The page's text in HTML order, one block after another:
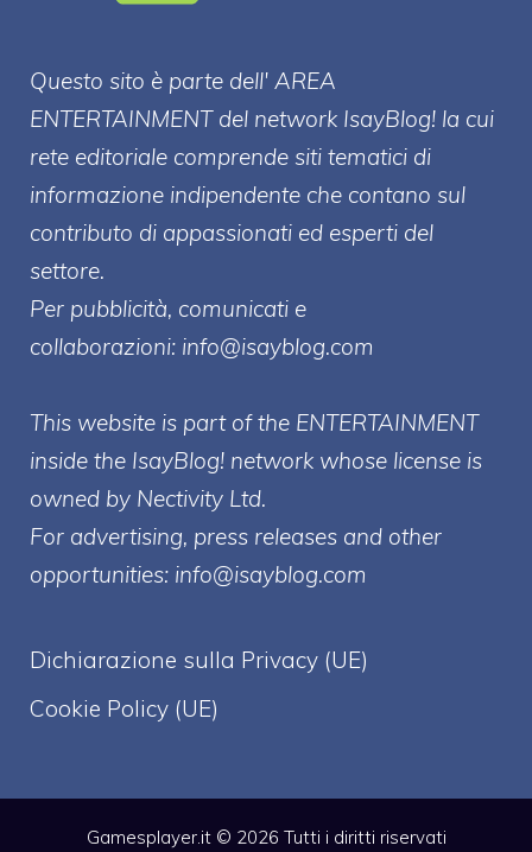
Questo sito è parte dell' AREA
ENTERTAINMENT del network IsayBlog! la cui
rete editoriale comprende siti tematici di
informazione indipendente che contano sul
contributo di appassionati ed esperti del
settore.
Per pubblicità, comunicati e
collaborazioni: info@isayblog.com
This website is part of the ENTERTAINMENT
inside the IsayBlog! network whose license is
owned by Nectivity Ltd.
For advertising, press releases and other
opportunities: info@isayblog.com
Dichiarazione sulla Privacy (UE)
Cookie Policy (UE)
Gamesplayer.it © 2026 Tutti i diritti riservati